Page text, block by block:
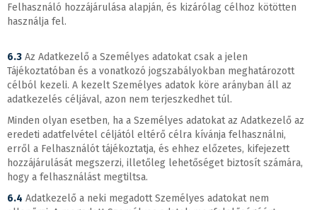
Felhasználó hozzájárulása alapján, és kizárólag célhoz kötötten
használja fel.
6.3 Az Adatkezelő a Személyes adatokat csak a jelen
Tájékoztatóban és a vonatkozó jogszabályokban meghatározott
célból kezeli. A kezelt Személyes adatok köre arányban áll az
adatkezelés céljával, azon nem terjeszkedhet túl.
Minden olyan esetben, ha a Személyes adatokat az Adatkezelő az
eredeti adatfelvétel céljától eltérő célra kívánja felhasználni,
erről a Felhasználót tájékoztatja, és ehhez előzetes, kifejezett
hozzájárulását megszerzi, illetőleg lehetőséget biztosít számára,
hogy a felhasználást megtiltsa.
6.4 Adatkezelő a neki megadott Személyes adatokat nem